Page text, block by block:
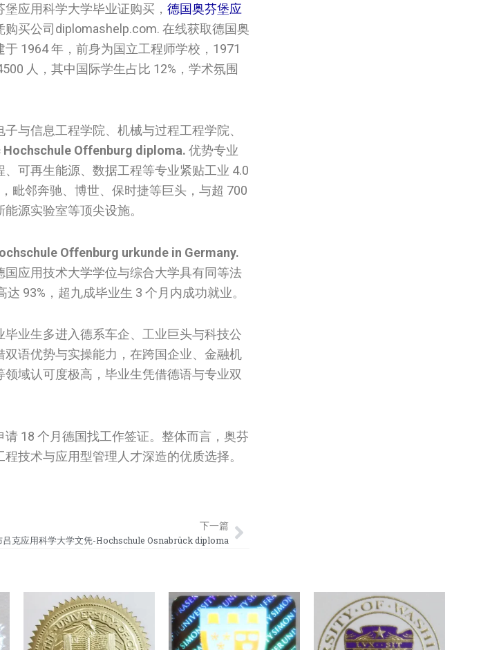
应用科学大学‌‌‌‌毕业证购买， 德国‌奥芬堡应
买公司diplomashelp.com. 在线获取德国‌奥
1964 年，前身为国立工程师学校，1971
人，其中国际学生占比 12%，学术氛围
与信息工程学院、机械与过程工程学院、
Offenburg diploma. 优势专业
可再生能源、数据工程等专业紧贴工业 4.0
毗邻奔驰、博世、保时捷等巨头，与超 700
源实验室等顶尖设施。
Offenburg urkunde in Germany.
应用技术大学学位与综合大学具有同等法
93%，超九成毕业生 3 个月内成功就业。
业生多进入德系车企、工业巨头与科技公
语优势与实操能力，在跨国企业、金融机
域认可度极高，毕业生凭借德语与专业双
18 个月德国找工作签证。整体而言，奥芬
技术与应用型管理人才深造的优质选择。
下一篇
吕克应用科学大学文凭-Hochschule Osnabrück diploma